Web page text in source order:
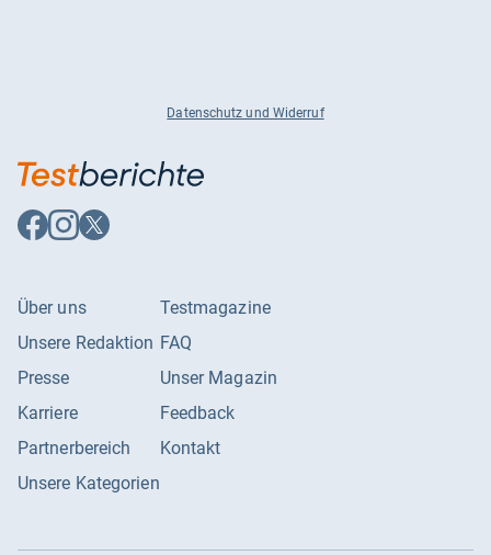
Datenschutz und Widerruf
Auf
Facebook
Auf
Instagram
Auf
X
Über uns
Unsere Redaktion
Presse
Karriere
Partnerbereich
Unsere Kategorien
Testmagazine
FAQ
Unser Magazin
Feedback
Kontakt